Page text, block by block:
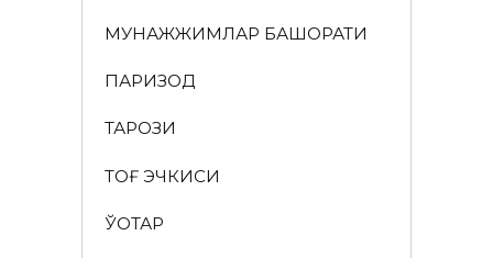
МУНАЖЖИМЛАР БАШОРАТИ
ПАРИЗОД
ТАРОЗИ
ТОҒ ЭЧКИСИ
ЎҚОТАР